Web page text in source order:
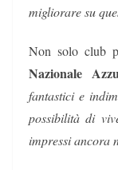
migliorare su
Non solo club
Nazionale
fantastici e
possibilità di
impressi ancora